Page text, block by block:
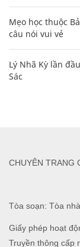
Mẹo học thuộc
câu nói vui vẻ
Lý Nhã Kỳ lần
Sác
Tòa soạn: Tòa
Giấy phép hoạt
Truyền thông cấp
CHUYÊN TRANG